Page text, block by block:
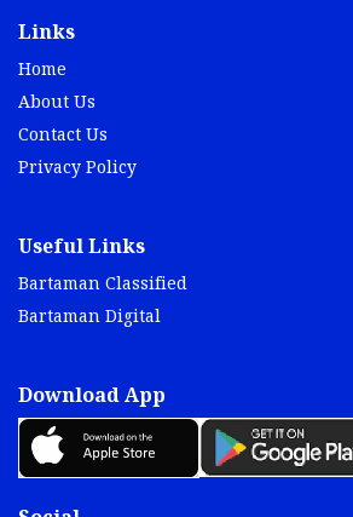
Links
Home
About Us
Contact Us
Privacy Policy
Useful Links
Bartaman Classified
Bartaman Digital
Download App